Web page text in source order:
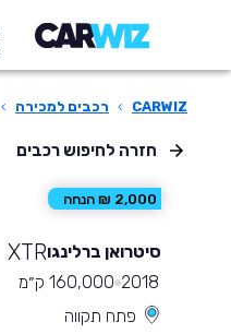
CARWIZ
› רכבים למכירה ›
חזרה לחיפוש רכבים
2,000 ₪ הנחה
סיטרואן ברלינגוXTR
2018 160,000 ק״מ
פתח תקווה